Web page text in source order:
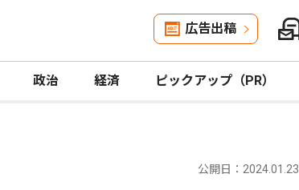
広告出稿
政治 経済 ピックアップ（PR）
公開日：2024.01.23